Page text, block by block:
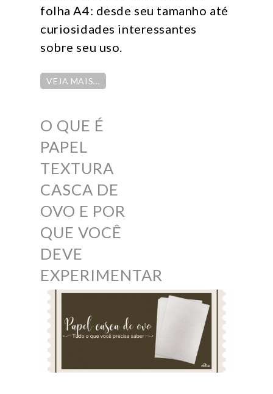
folha A4: desde seu tamanho até
curiosidades interessantes
sobre seu uso.
VEJA MAIS…
O QUE É
PAPEL
TEXTURA
CASCA DE
OVO E POR
QUE VOCÊ
DEVE
EXPERIMENTAR